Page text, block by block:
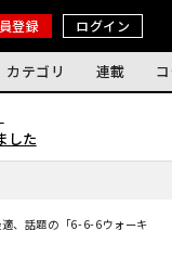
登録 ログイン
カテゴリ 連載
した
、話題の「6-6-6ウォーキン